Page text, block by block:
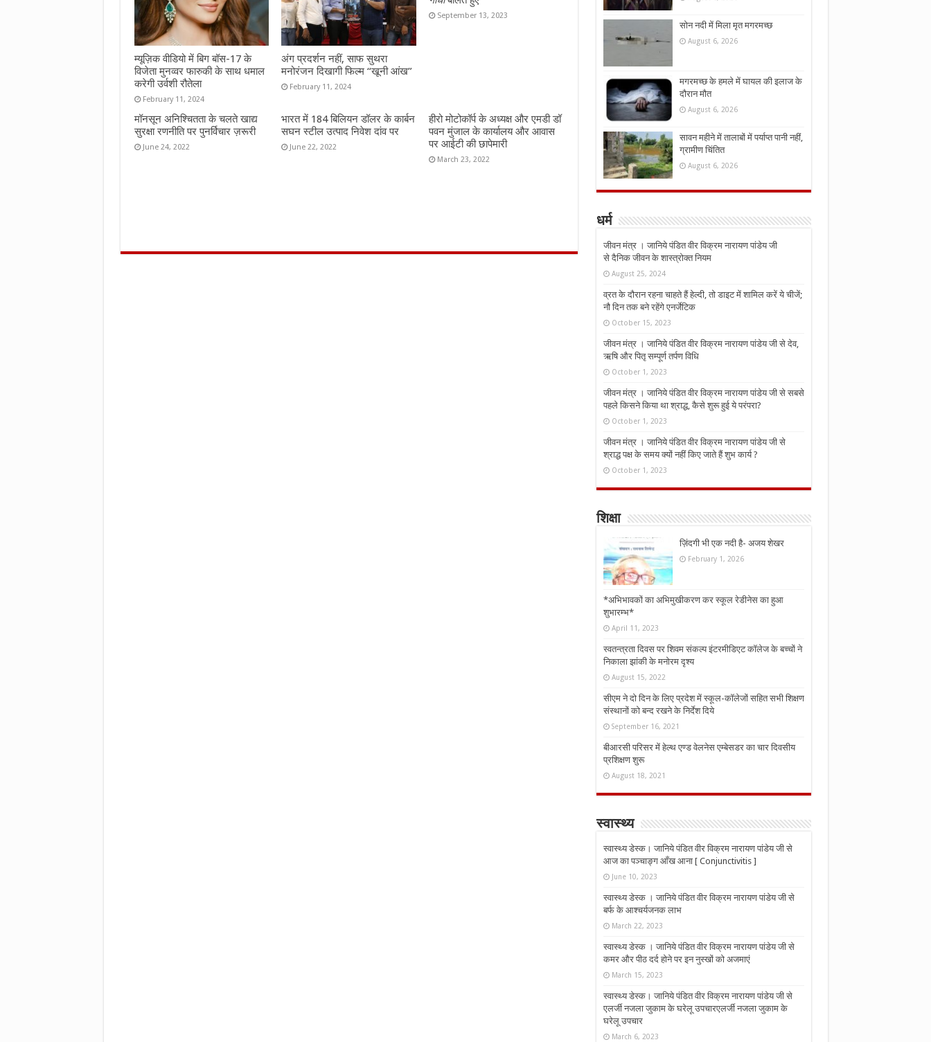
म्यूज़िक वीडियो में बिग बॉस-17 के
विजेता मुनव्वर फारुकी के साथ धमाल
करेगी उर्वशी रौतेला
February 11, 2024
अंग प्रदर्शन नहीं, साफ सुथरा
मनोरंजन दिखागी फिल्म “खूनी आंख”
February 11, 2024
September 13, 2023
मॉनसून अनिश्चितता के चलते खाद्य
सुरक्षा रणनीति पर पुनर्विचार ज़रूरी
June 24, 2022
भारत में 184 बिलियन डॉलर के कार्बन
सघन स्टील उत्पाद निवेश दांव पर
June 22, 2022
हीरो मोटोकॉर्प के अध्यक्ष और एमडी डॉ
पवन मुंजाल के कार्यालय और आवास
पर आईटी की छापेमारी
March 23, 2022
सोन नदी में मिला मृत मगरमच्छ
August 6, 2026
मगरमच्छ के हमले में घायल की इलाज के
दौरान मौत
August 6, 2026
सावन महीने में तालाबों में पर्याप्त पानी नहीं,
ग्रामीण चिंतित
August 6, 2026
धर्म
जीवन मंत्र । जानिये पंडित वीर विक्रम नारायण पांडेय जी
से दैनिक जीवन के शास्त्रोक्त नियम
August 25, 2024
व्रत के दौरान रहना चाहते हैं हेल्दी, तो डाइट में शामिल करें ये चीजें;
नौ दिन तक बने रहेंगे एनर्जेटिक
October 15, 2023
जीवन मंत्र । जानिये पंडित वीर विक्रम नारायण पांडेय जी से देव,
ऋषि और पितृ सम्पूर्ण तर्पण विधि
October 1, 2023
जीवन मंत्र । जानिये पंडित वीर विक्रम नारायण पांडेय जी से सबसे
पहले किसने किया था श्राद्ध, कैसे शुरू हुई ये परंपरा?
October 1, 2023
जीवन मंत्र । जानिये पंडित वीर विक्रम नारायण पांडेय जी से
श्राद्ध पक्ष के समय क्यों नहीं किए जाते हैं शुभ कार्य ?
October 1, 2023
शिक्षा
ज़िंदगी भी एक नदी है- अजय शेखर
February 1, 2026
*अभिभावकों का अभिमुखीकरण कर स्कूल रेडीनेस का हुआ
शुभारम्भ*
April 11, 2023
स्वतन्त्रता दिवस पर शिवम संकल्प इंटरमीडिएट कॉलेज के बच्चों ने
निकाला झांकी के मनोरम दृश्य
August 15, 2022
सीएम ने दो दिन के लिए प्रदेश में स्कूल-कॉलेजों सहित सभी शिक्षण
संस्थानों को बन्द रखने के निर्देश दिये
September 16, 2021
बीआरसी परिसर में हेल्थ एण्ड वेलनेस एम्बेसडर का चार दिवसीय
प्रशिक्षण शुरू
August 18, 2021
स्वास्थ्य
स्वास्थ्य डेस्क। जानिये पंडित वीर विक्रम नारायण पांडेय जी से
आज का पञ्चाङ्ग आँख आना [ Conjunctivitis ]
June 10, 2023
स्वास्थ्य डेस्क । जानिये पंडित वीर विक्रम नारायण पांडेय जी से
बर्फ के आश्चर्यजनक लाभ
March 22, 2023
स्वास्थ्य डेस्क । जानिये पंडित वीर विक्रम नारायण पांडेय जी से
कमर और पीठ दर्द होने पर इन नुस्‍खों को अजमाएं
March 15, 2023
स्वास्थ्य डेस्क। जानिये पंडित वीर विक्रम नारायण पांडेय जी से
एलर्जी नजला जुकाम के घरेलू उपचारएलर्जी नजला जुकाम के
घरेलू उपचार
March 6, 2023